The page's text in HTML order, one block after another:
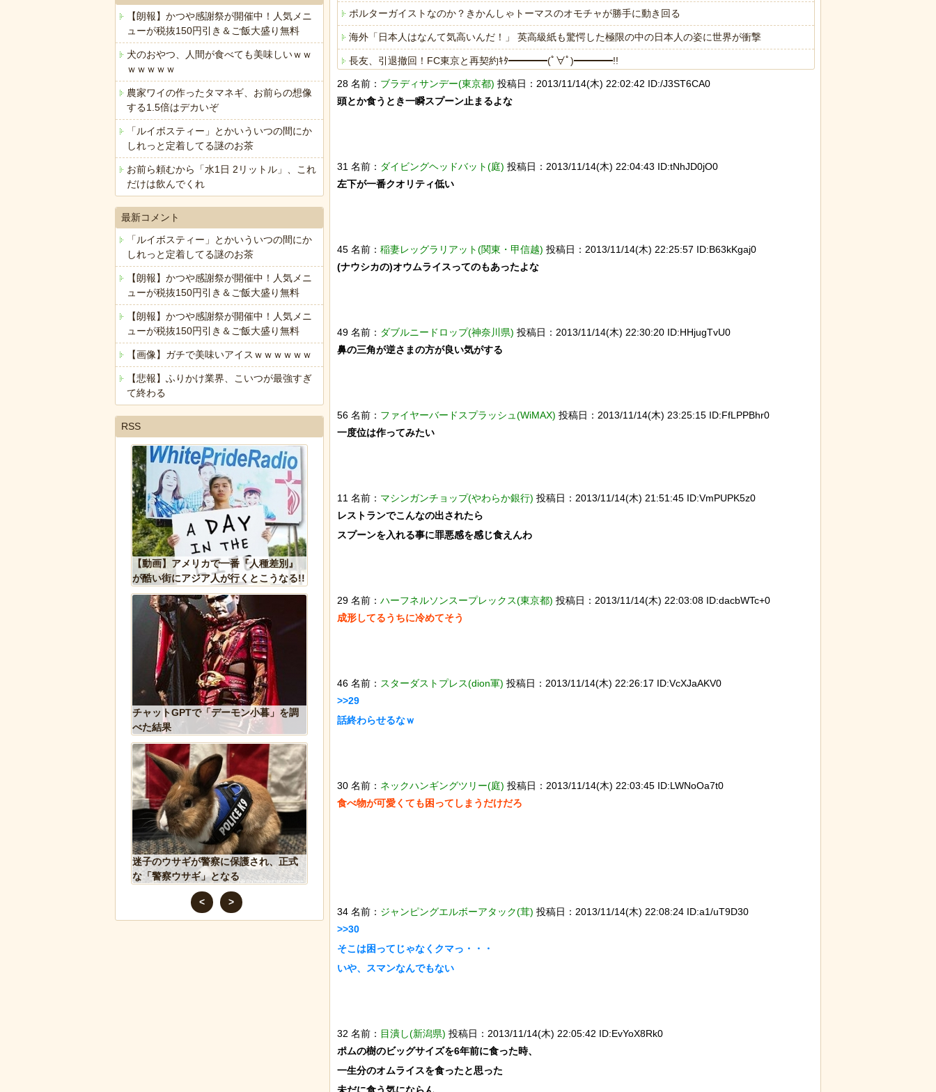
ポルターガイストなのか？きかんしゃトーマスのオモチャが勝手に動き回る
海外「日本人はなんて気高いんだ！」 英高級紙も驚愕した極限の中の日本人の姿に世界が衝撃
長友、引退撤回！FC東京と再契約ｷﾀ━━━━(ﾟ∀ﾟ)━━━━!!
【急増】「外国人受け入れ反対」56.3％に わずか2年で20.7ポイント増、東大調査「若い世代ほど増加」
海外「日本人はなんて気高いんだ！」 英高級紙も驚愕した極限の中の日本人の姿に世界が衝撃
28 名前： ブラディサンデー(東京都) 投稿日：2013/11/14(木) 22:02:42 ID:/J3ST6CA0
頭とか食うとき一瞬スプーン止まるよな
31 名前： ダイビングヘッドバット(庭) 投稿日：2013/11/14(木) 22:04:43 ID:tNhJD0jO0
左下が一番クオリティ低い
45 名前： 稲妻レッグラリアット(関東・甲信越) 投稿日：2013/11/14(木) 22:25:57 ID:B63kKgaj0
(ナウシカの)オウムライスってのもあったよな
49 名前： ダブルニードロップ(神奈川県) 投稿日：2013/11/14(木) 22:30:20 ID:HHjugTvU0
鼻の三角が逆さまの方が良い気がする
56 名前： ファイヤーバードスプラッシュ(WiMAX) 投稿日：2013/11/14(木) 23:25:15 ID:FfLPPBhr0
一度位は作ってみたい
11 名前： マシンガンチョップ(やわらか銀行) 投稿日：2013/11/14(木) 21:51:45 ID:VmPUPK5z0
レストランでこんなの出されたら
スプーンを入れる事に罪悪感を感じ食えんわ
29 名前： ハーフネルソンスープレックス(東京都) 投稿日：2013/11/14(木) 22:03:08 ID:dacbWTc+0
46 名前： スターダストプレス(dion軍) 投稿日：2013/11/14(木) 22:26:17 ID:VcXJaAKV0
>>29
30 名前： ネックハンギングツリー(庭) 投稿日：2013/11/14(木) 22:03:45 ID:LWNoOa7t0
34 名前： ジャンピングエルボーアタック(茸) 投稿日：2013/11/14(木) 22:08:24 ID:a1/uT9D30
>>30
そこは困ってじゃなくクマっ・・・
32 名前： 目潰し(新潟県) 投稿日：2013/11/14(木) 22:05:42 ID:EvYoX8Rk0
ポムの樹のビッグサイズを6年前に食った時、
一生分のオムライスを食ったと思った
【朗報】かつや感謝祭が開催中！人気メニ
ューが税抜150円引き＆ご飯大盛り無料
犬のおやつ、人間が食べても美味しいｗｗ
ｗｗｗｗｗ
農家ワイの作ったタマネギ、お前らの想像
する1.5倍はデカいぞ
「ルイボスティー」とかいういつの間にか
しれっと定着してる謎のお茶
お前ら頼むから「水1日 2リットル」、これ
だけは飲んでくれ
最新コメント
「ルイボスティー」とかいういつの間にか
しれっと定着してる謎のお茶
【朗報】かつや感謝祭が開催中！人気メニ
ューが税抜150円引き＆ご飯大盛り無料
【朗報】かつや感謝祭が開催中！人気メニ
ューが税抜150円引き＆ご飯大盛り無料
【画像】ガチで美味いアイスｗｗｗｗｗｗ
【悲報】ふりかけ業界、こいつが最強すぎ
て終わる
RSS
【動画】アメリカで一番『人種差別』
が酷い街にアジア人が行くとこうなる!!
チャットGPTで「デーモン小暮」を調
べた結果
迷子のウサギが警察に保護され、正式
な「警察ウサギ」となる
イド』実写版のポスターがヤバイ！地
< >